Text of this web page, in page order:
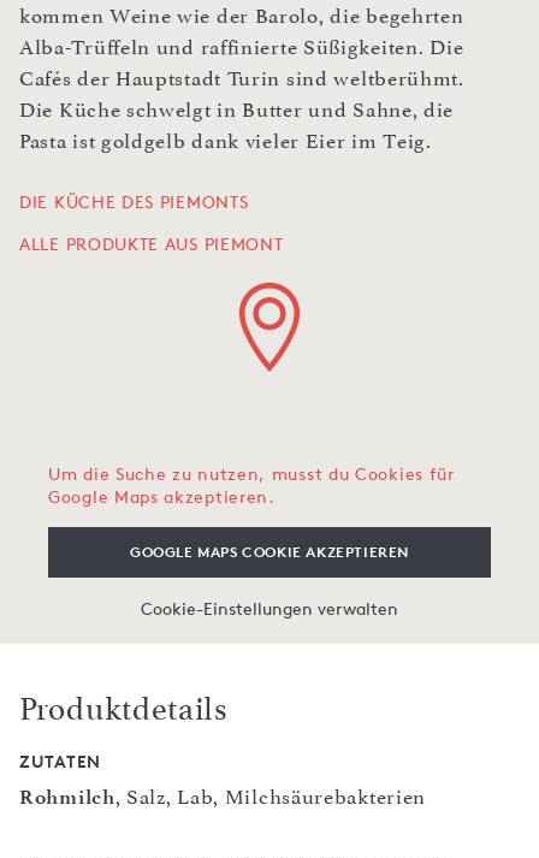
kommen Weine wie der Barolo, die begehrten
Alba-Trüffeln und raffinierte Süßigkeiten. Die
Cafés der Hauptstadt Turin sind weltberühmt.
Die Küche schwelgt in Butter und Sahne, die
Pasta ist goldgelb dank vieler Eier im Teig.
DIE KÜCHE DES PIEMONTS
ALLE PRODUKTE AUS PIEMONT
Um die Suche zu nutzen, musst du Cookies für
Google Maps akzeptieren.
GOOGLE MAPS COOKIE AKZEPTIEREN
Cookie-Einstellungen verwalten
Produktdetails
ZUTATEN
Rohmilch, Salz, Lab, Milchsäurebakterien